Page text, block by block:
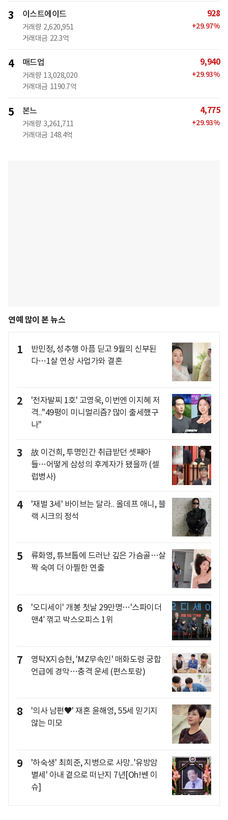
3 이스트에이드
거래량 2,620,951
거래대금 22.3억
928
+29.97%
4 매드업
거래량 13,028,020
거래대금 1190.7억
9,940
+29.93%
5 본느
거래량 3,261,711
거래대금 148.4억
4,775
+29.93%
연예 많이 본 뉴스
1
반민정, 성추행 아픔 딛고 9월의 신부된
다…1살 연상 사업가와 결혼
2
'전자발찌 1호' 고영욱, 이번엔 이지혜 저
격.."49평이 미니멀리즘? 많이 출세했구
나"
3
故 이건희, 투명인간 취급받던 셋째아
들…어떻게 삼성의 후계자가 됐을까 (셀
럽병사)
4
'재벌 3세' 바이브는 달라.. 올데프 애니, 블
랙 시크의 정석
5
류화영, 튜브톱에 드러난 깊은 가슴골…살
짝 숙여 더 아찔한 연출
6
'오디세이' 개봉 첫날 29만명…'스파이더
맨4′ 꺾고 박스오피스 1위
7
영탁X지승현, 'MZ무속인' 매화도령 궁합
언급에 경악…충격 운세 (편스토랑)
8
'의사 남편♥' 재혼 윤해영, 55세 믿기지
않는 미모
9
'하숙생' 최희준, 지병으로 사망..'유방암
별세' 아내 곁으로 떠난지 7년[Oh!쎈 이
슈]